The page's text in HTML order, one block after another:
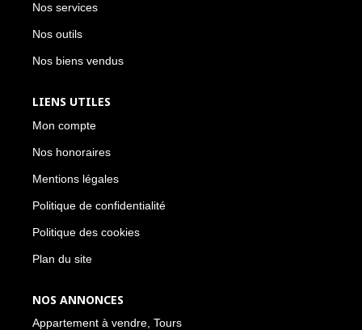
Nos services
Nos outils
Nos biens vendus
LIENS UTILES
Mon compte
Nos honoraires
Mentions légales
Politique de confidentialité
Politique des cookies
Plan du site
NOS ANNONCES
Appartement à vendre, Tours